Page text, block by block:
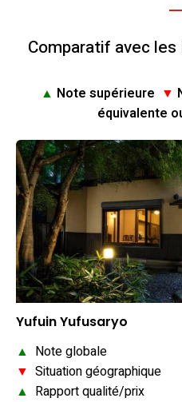
Comparatif avec
▲ Note supérieure ▼
équivalente
Yufuin Yufusaryo
▲ Note globale
▼ Situation géographique
▲ Rapport qualité/prix